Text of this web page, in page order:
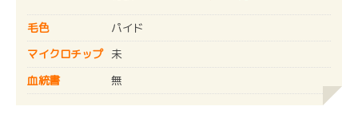
毛色
パイド
マイクロチップ
未
血統書
無